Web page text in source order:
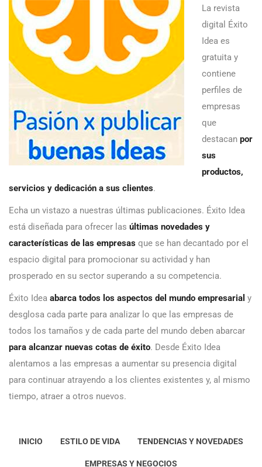
La revista
digital Éxito
Idea es
gratuita y
contiene
perfiles de
empresas
que
destacan por
sus
productos,
servicios y dedicación a sus clientes.
Echa un vistazo a nuestras últimas publicaciones. Éxito Idea
está diseñada para ofrecer las últimas novedades y
características de las empresas que se han decantado por el
espacio digital para promocionar su actividad y han
prosperado en su sector superando a su competencia.
Éxito Idea abarca todos los aspectos del mundo empresarial y
desglosa cada parte para analizar lo que las empresas de
todos los tamaños y de cada parte del mundo deben abarcar
para alcanzar nuevas cotas de éxito. Desde Éxito Idea
alentamos a las empresas a aumentar su presencia digital
para continuar atrayendo a los clientes existentes y, al mismo
tiempo, atraer a otros nuevos.
INICIO ESTILO DE VIDA TENDENCIAS Y NOVEDADES
EMPRESAS Y NEGOCIOS